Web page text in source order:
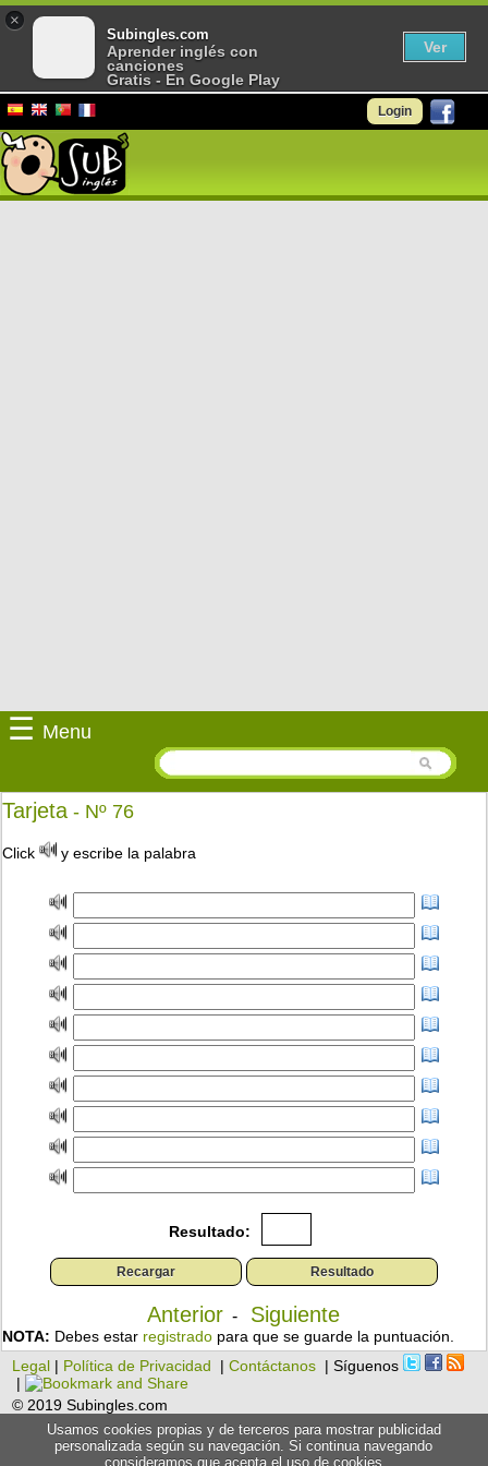
Login
☰ Menu
Tarjeta- Nº 76
Click y escribe la palabra
Resultado:
Anterior - Siguiente
NOTA: Debes estar registrado para que se guarde la puntuación.
Legal | Política de Privacidad |Contáctanos | Síguenos
|
© 2019 Subingles.com
Usamos cookies propias y de terceros para mostrar publicidad
personalizada según su navegación. Si continua navegando
consideramos que acepta el uso de cookies
×
Subingles.com
Aprender inglés con
canciones
Gratis - En Google Play
Ver